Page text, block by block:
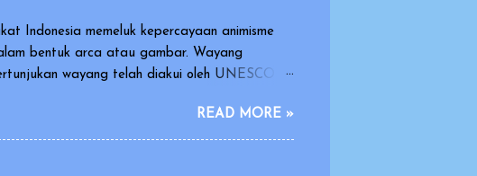
Indonesia memeluk kepercayaan animisme
bentuk arca atau gambar. Wayang
wayang telah diakui oleh UNESCO
yang dimainkan oleh orang dengan
boneka yang dimainkan oleh dalang.
yang dikisahkan dalam pagelaran wayang
READ MORE »